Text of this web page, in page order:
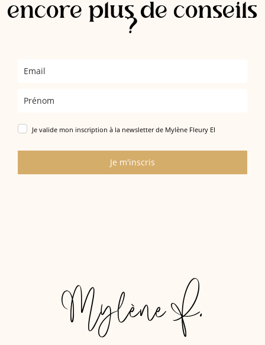
encore plus de conseils
?
Je valide mon inscription à la newsletter de Mylène Fleury EI
Je m'inscris
Mylène F.